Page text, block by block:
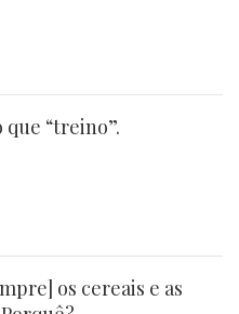
“treino”.
os cereais e as